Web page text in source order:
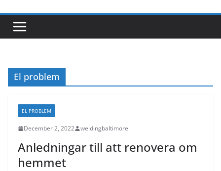
El problem
EL PROBLEM
December 2, 2022 weldingbaltimore
Anledningar till att renovera om
hemmet